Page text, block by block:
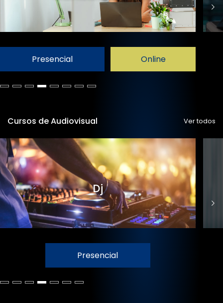
Presencial Online
Cursos de Audiovisual Ver todos
Dj
Presencial